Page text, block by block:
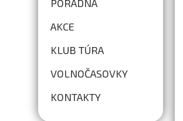
PORADNA
AKCE
KLUB TÚRA
VOLNOČASOVKY
KONTAKTY